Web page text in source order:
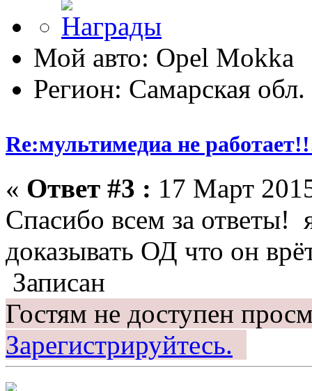
Мой авто: Opel Mokka
Регион: Самарская обл.
Re:мультимедиа не
« Ответ #3 : 17 Март
Спасибо всем за ответы!
доказывать ОД что он
Записан
Гостям не доступен
Зарегистрируйтесь.